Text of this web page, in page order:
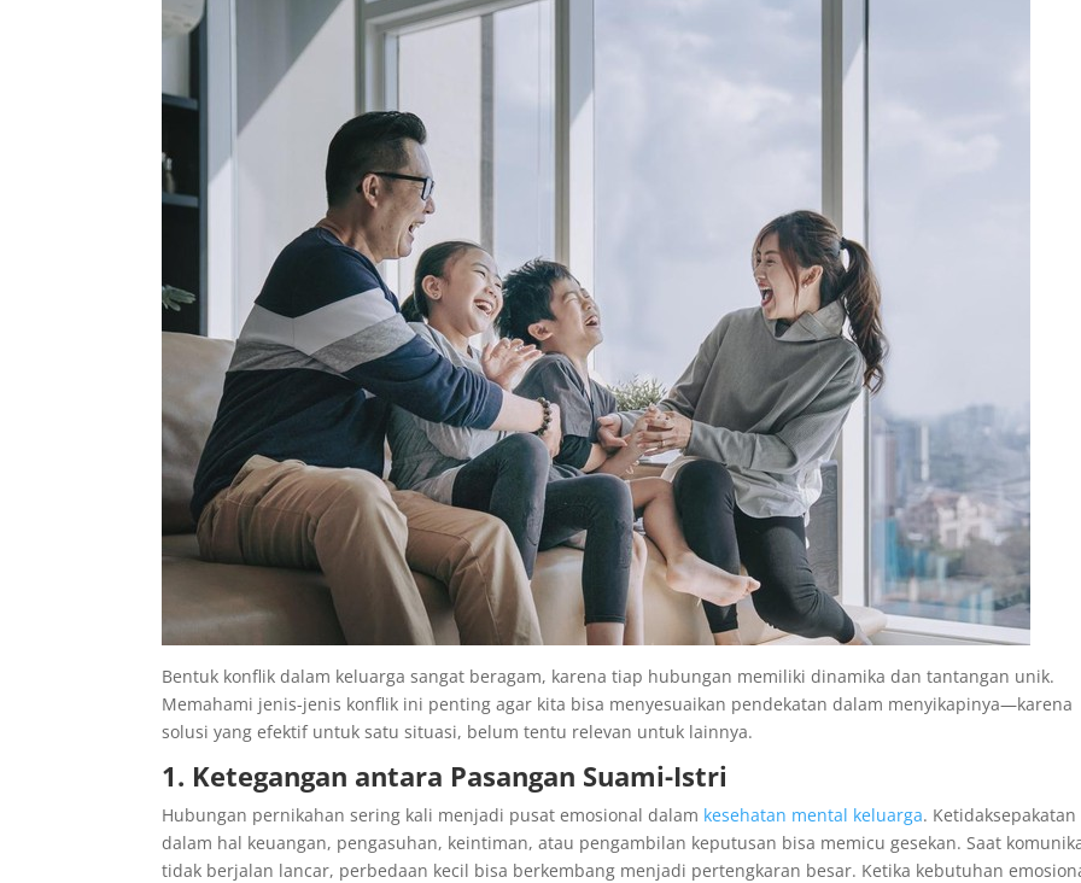
Bentuk konflik dalam keluarga sangat beragam, karena tiap hubungan memiliki dinamika dan tantangan unik.
Memahami jenis-jenis konflik ini penting agar kita bisa menyesuaikan pendekatan dalam menyikapinya—karena
solusi yang efektif untuk satu situasi, belum tentu relevan untuk lainnya.
1. Ketegangan antara Pasangan Suami-Istri
Hubungan pernikahan sering kali menjadi pusat emosional dalam kesehatan mental keluarga. Ketidaksepakatan
dalam hal keuangan, pengasuhan, keintiman, atau pengambilan keputusan bisa memicu gesekan. Saat
tidak berjalan lancar, perbedaan kecil bisa berkembang menjadi pertengkaran besar. Ketika kebutuhan